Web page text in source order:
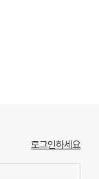
로그인하세요